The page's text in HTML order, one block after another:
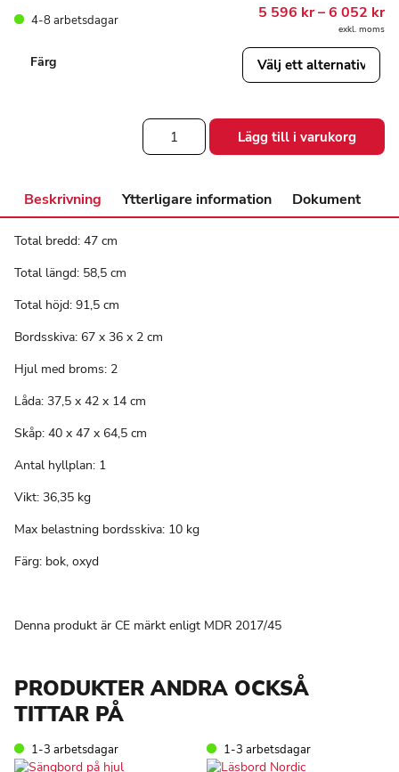
4-8 arbetsdagar 5 596 kr–6 052 kr
exkl. moms
Färg
Nattbord
hjul
Lägg till i varukorg
Beskrivning Ytterligare information Dokument
Total bredd: 47 cm
Total längd: 58,5 cm
Total höjd: 91,5 cm
Bordsskiva: 67 x 36 x 2 cm
Hjul med broms: 2
Låda: 37,5 x 42 x 14 cm
Skåp: 40 x 47 x 64,5 cm
Antal hyllplan: 1
Vikt: 36,35 kg
Max belastning bordsskiva: 10 kg
Färg: bok, oxyd
Denna produkt är CE märkt enligt MDR 2017/45
PRODUKTER ANDRA OCKSÅ
TITTAR PÅ
1-3 arbetsdagar 1-3 arbetsdagar